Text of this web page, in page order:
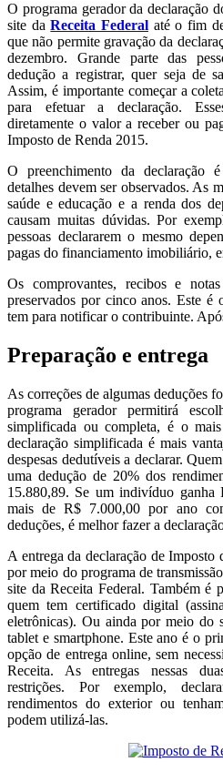
O programa gerador da declaração
site daReceita Federal até o fim
que não permite gravação da
dezembro. Grande parte das
dedução a registrar, quer seja de
Assim, é importante começar a
para efetuar a declaração.
diretamente o valor a receber ou
Imposto de Renda 2015.
O preenchimento da declaração
detalhes devem ser observados. As
saúde e educação e a renda dos
causam muitas dúvidas. Por
pessoas declararem o mesmo
pagas do financiamento imobiliário,
Os comprovantes, recibos e
preservados por cinco anos. Este é
tem para notificar o contribuinte.
Preparação e entrega
As correções de algumas deduções
programa gerador permitirá
simplificada ou completa, é o
declaração simplificada é mais
despesas dedutíveis a declarar.
uma dedução de 20% dos
15.880,89. Se um indivíduo ganha
mais de R$ 7.000,00 por ano
deduções, é melhor fazer a
A entrega da declaração de Imposto
por meio do programa de
site da Receita Federal. Também é
quem tem certificado digital
eletrônicas). Ou ainda por meio do
tablet e smartphone. Este ano é o
opção de entrega online, sem
Receita. As entregas nessas
restrições. Por exemplo,
rendimentos do exterior ou
podem utilizá-las.